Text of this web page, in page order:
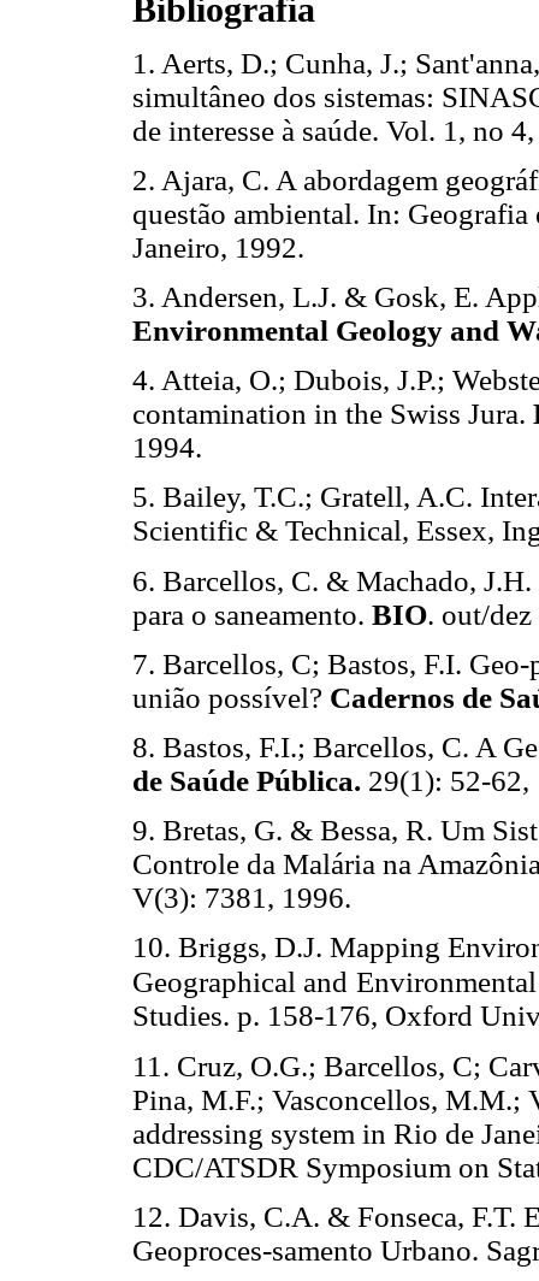
Bibliografia
1. Aerts, D.; Cunha, J.;
simultâneo dos sistemas:
de interesse à saúde. Vol. 1, no
2. Ajara, C. A abordagem
questão ambiental. In:
Janeiro, 1992.
3. Andersen, L.J. & Gosk, E.
Environmental Geology and
4. Atteia, O.; Dubois, J.P.;
contamination in the Swiss Jura.
1994.
5. Bailey, T.C.; Gratell, A.C.
Scientific & Technical, Essex,
6. Barcellos, C. & Machado,
para o saneamento. BIO. out/
7. Barcellos, C; Bastos, F.I. Geo-
união possível? Cadernos de
8. Bastos, F.I.; Barcellos, C. A
de Saúde Pública. 29(1): 52-62,
9. Bretas, G. & Bessa, R. Um
Controle da Malária na
V(3): 7381, 1996.
10. Briggs, D.J. Mapping
Geographical and
Studies. p. 158-176, Oxford
11. Cruz, O.G.; Barcellos, C;
Pina, M.F.; Vasconcellos, M.M.;
addressing system in Rio de
CDC/ATSDR Symposium on
12. Davis, C.A. & Fonseca, F.T.
Geoproces-samento Urbano.